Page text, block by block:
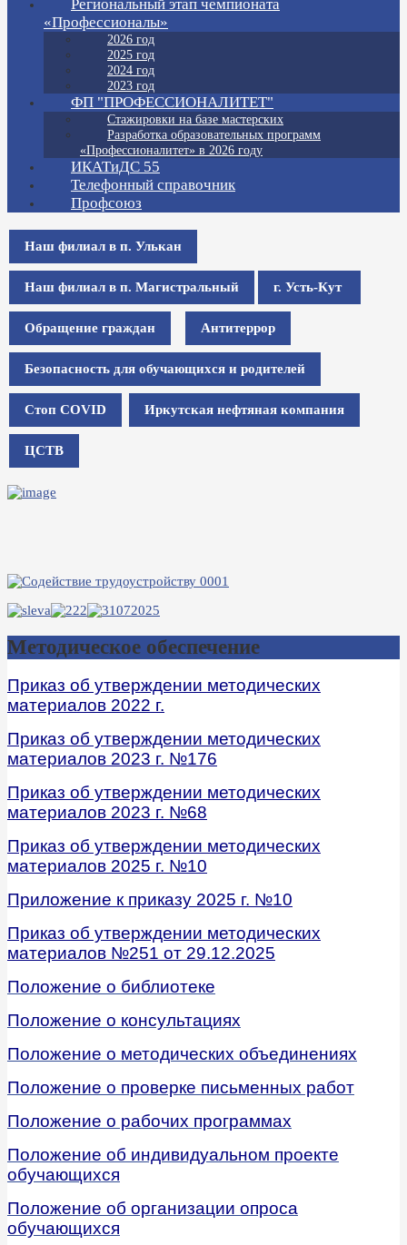
Региональный этап чемпионата
«Профессионалы»
2026 год
2025 год
2024 год
2023 год
ФП "ПРОФЕССИОНАЛИТЕТ"
Стажировки на базе мастерских
Разработка образовательных программ
«Профессионалитет» в 2026 году
ИКАТиДС 55
Телефонный справочник
Профсоюз
Наш филиал в п. Улькан
Наш филиал в п. Магистральный г. Усть-Кут
Обращение граждан Антитеррор
Безопасность для обучающихся и родителей
Стоп COVID Иркутская нефтяная компания
ЦСТВ
Методическое обеспечение
Приказ об утверждении методических
материалов 2022 г.
Приказ об утверждении методических
материалов 2023 г. №176
Приказ об утверждении методических
материалов 2023 г. №68
Приказ об утверждении методических
материалов 2025 г. №10
Приложение к приказу 2025 г. №10
Приказ об утверждении методических
материалов №251 от 29.12.2025
Положение о библиотеке
Положение о консультациях
Положение о методических объединениях
Положение о проверке письменных работ
Положение о рабочих программах
Положение об индивидуальном проекте
обучающихся
Положение об организации опроса
обучающихся